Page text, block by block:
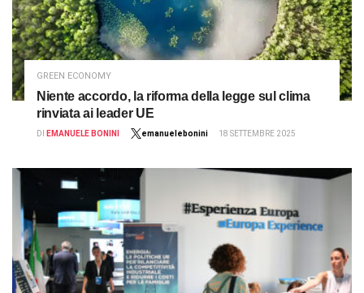
GREEN ECONOMY
Niente accordo, la riforma della legge sul clima
rinviata ai leader UE
DI EMANUELE BONINI emanuelebonini 18 SETTEMBRE 2025